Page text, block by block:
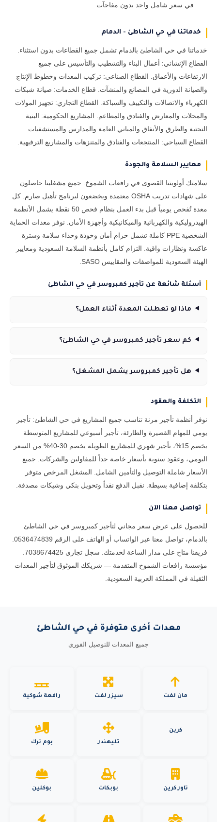
في سعر شامل واحد بدون مفاجآت
خدماتنا في حي الشاطئ - الدمام
خدماتنا في حي الشاطئ بالدمام تشمل جميع القطاعات بدون استثناء.
القطاع الإنشائي: أعمال البناء والتشطيب والتأسيس على جميع
الارتفاعات والأعماق. القطاع الصناعي: تركيب المعدات وخطوط الإنتاج
والصيانة الدورية في المصانع والمنشآت. قطاع الخدمات: صيانة شبكات
الكهرباء والاتصالات والتكييف والسباكة. القطاع التجاري: تجهيز المولات
والمحلات والمعارض والفنادق والمطاعم. المشاريع الحكومية: البنية
التحتية والطرق والأنفاق والمباني العامة والمدارس والمستشفيات.
القطاع السياحي: المنتجعات والفنادق والمتنزهات والمشاريع الترفيهية.
معايير السلامة والجودة
سلامتك أولويتنا القصوى في رافعات الشموخ. جميع مشغلينا حاصلون
على شهادات تدريب OSHA معتمدة ويخضعون لبرنامج تأهيل صارم. كل
معدة تُفحص يومياً قبل بدء العمل بنظام فحص 50 نقطة يشمل الأنظمة
الهيدروليكية والكهربائية والميكانيكية وأجهزة الأمان. نوفر معدات الحماية
الشخصية PPE كاملة تشمل حزام أمان وخوذة وحذاء سلامة وسترة
عاكسة ونظارات واقية. التزام كامل بأنظمة السلامة السعودية ومعايير
الهيئة السعودية للمواصفات والمقاييس SASO.
أسئلة شائعة عن تأجير كمبروسر في حي الشاطئ
ماذا لو تعطلت المعدة أثناء العمل؟
كم سعر تأجير كمبروسر في حي الشاطئ؟
هل تأجير كمبروسر يشمل المشغل؟
التكلفة والعقود
نوفر أنظمة تأجير مرنة تناسب جميع المشاريع في حي الشاطئ: تأجير
يومي للمهام القصيرة والطارئة، تأجير أسبوعي للمشاريع المتوسطة
بخصم 15%، تأجير شهري للمشاريع الطويلة بخصم 30-40% من السعر
اليومي، وعقود سنوية بأسعار خاصة جداً للمقاولين والشركات. جميع
الأسعار شاملة التوصيل والتأمين الشامل. المشغل المرخص متوفر
بتكلفة إضافية بسيطة. نقبل الدفع نقداً وتحويل بنكي وشيكات مصدقة.
تواصل معنا الآن
للحصول على عرض سعر مجاني لتأجير كمبروسر في حي الشاطئ
مؤسسة رافعات الشموخ المتقدمة — شريكك الموثوق لتأجير المعدات
الثقيلة في المملكة العربية السعودية.
معدات أخرى متوفرة في حي الشاطئ
جميع المعدات للتوصيل الفوري
مان لفت سيزر لفت رافعة شوكية
كرين
تليهندر
بوم ترك
تاور كرين بوبكات بوكلين